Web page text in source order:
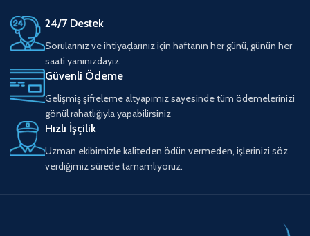
24/7 Destek
Sorularınız ve ihtiyaçlarınız için haftanın her günü, günün her
saati yanınızdayız.
Güvenli Ödeme
Gelişmiş şifreleme altyapımız sayesinde tüm ödemelerinizi
gönül rahatlığıyla yapabilirsiniz
Hızlı İşçilik
Uzman ekibimizle kaliteden ödün vermeden, işlerinizi söz
verdiğimiz sürede tamamlıyoruz.